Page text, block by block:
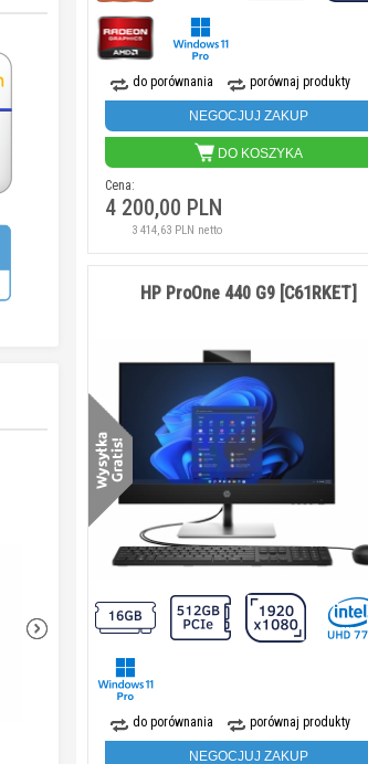
HP ProStudio 4 AiO G1i
[BY7D4ET]
HP
do porównania porównaj produkty
NEGOCJUJ ZAKUP
DO KOSZYKA
Cena:
4 200,00 PLN
3 414,63 PLN netto
do porównania porównaj produkty
NEGOCJUJ ZAKUP
HP ProOne 440 G9 [C61RKET]